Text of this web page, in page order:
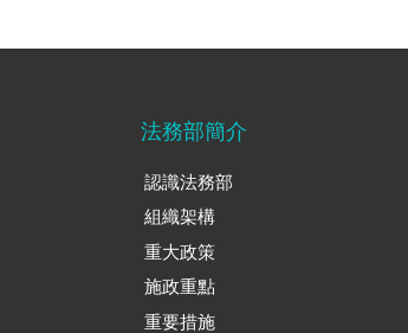
法務部簡介
認識法務部
組織架構
重大政策
施政重點
重要措施